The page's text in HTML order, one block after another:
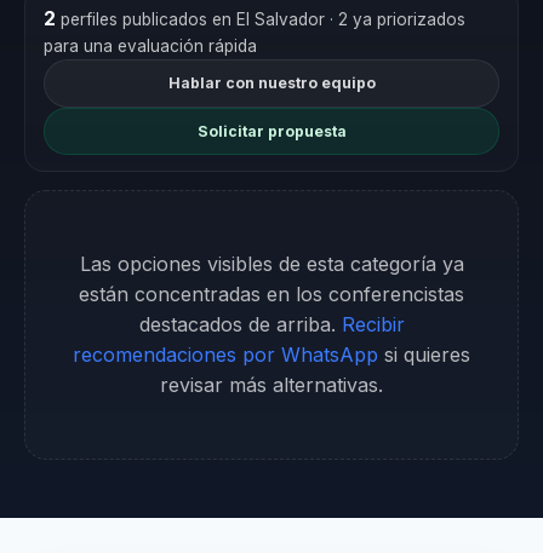
2 perfiles publicados en El Salvador · 2 ya priorizados
para una evaluación rápida
Hablar con nuestro equipo
Solicitar propuesta
Las opciones visibles de esta categoría ya
están concentradas en los conferencistas
destacados de arriba. Recibir
recomendaciones por WhatsApp si quieres
revisar más alternativas.